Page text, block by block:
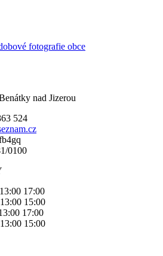
fotografie obce
nad Jizerou
524
0100
17:00
15:00
17:00
15:00